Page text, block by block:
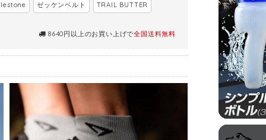
ゼッケンベルト TRAIL BUTTER
8640円以上のお買い上げで全国送料無料